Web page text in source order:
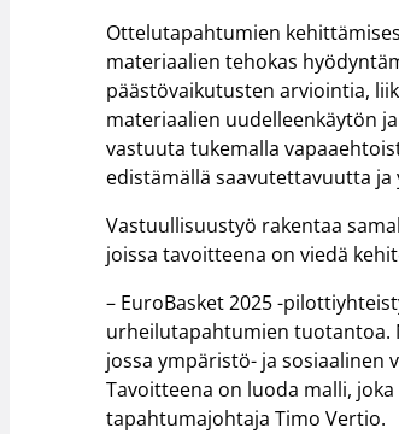
Ottelutapahtumien
materiaalien tehokas
päästövaikutusten arviointia,
materiaalien uudelleenkäytön
vastuuta tukemalla
edistämällä saavutettavuutta
Vastuullisuustyö rakentaa
joissa tavoitteena on viedä
– EuroBasket 2025 -
urheilutapahtumien tuotantoa.
jossa ympäristö- ja
Tavoitteena on luoda malli,
tapahtumajohtaja Timo Vertio.